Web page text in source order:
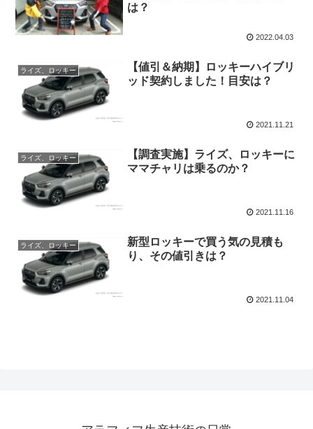
は？
2022.04.03
ライズ、ロッキー
【値引＆納期】ロッキーハイブリ
ッド契約しました！目安は？
2021.11.21
ライズ、ロッキー
【調査実施】ライズ、ロッキーに
ママチャリは乗るのか？
2021.11.16
ライズ、ロッキー
新型ロッキーで買う気の見積も
り、その値引きは？
2021.11.04